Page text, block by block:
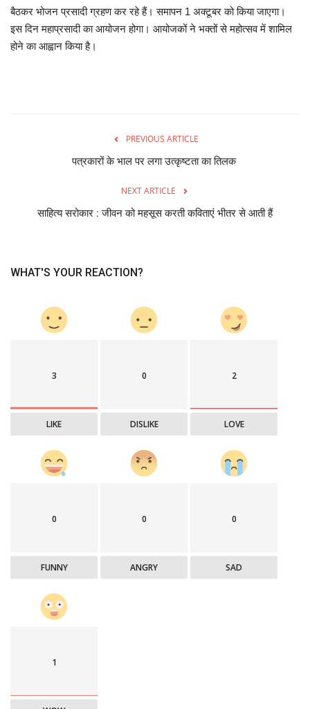
बैठकर भोजन प्रसादी ग्रहण कर रहे हैं। समापन 1 अक्टूबर को किया जाएगा।
इस दिन महाप्रसादी का आयोजन होगा। आयोजकों ने भक्तों से महोत्सव में शामिल
होने का आह्वान किया है।
PREVIOUS ARTICLE
पत्रकारों के भाल पर लगा उत्कृष्टता का तिलक
NEXT ARTICLE
साहित्य सरोकार : जीवन को महसूस करती कविताएं भीतर से आती हैं
WHAT'S YOUR REACTION?
3
LIKE
0
DISLIKE
2
LOVE
0
FUNNY
0
ANGRY
0
SAD
1